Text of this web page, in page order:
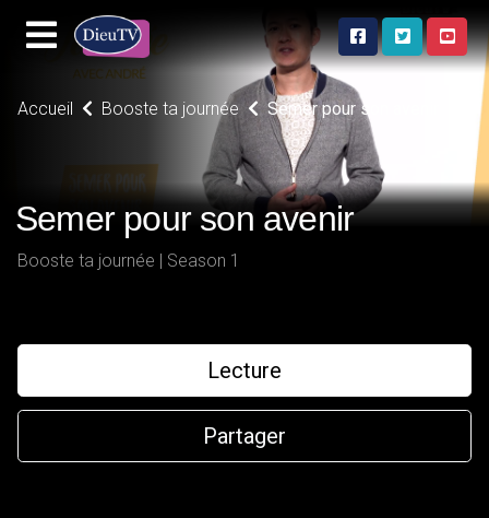
Accueil Booste ta journée Semer pour son avenir
Semer pour son avenir
Booste ta journée | Season 1
Lecture
Partager